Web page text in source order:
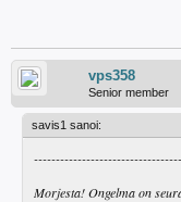
vps358
Senior member
savis1 sanoi:
Morjesta! Ongelma on